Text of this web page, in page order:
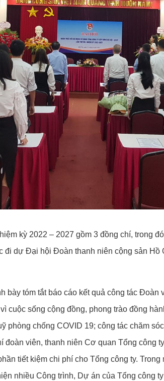
kỳ 2022 – 2027 gồm 3 đồng chí, trong
đi dự Đại hội Đoàn thanh niên cộng sản Hồ
tóm tắt báo cáo kết quả công tác Đoàn
cuộc sống cộng đồng, phong trào đồng
phòng chống COVID 19; công tác chăm
viên, thanh niên Cơ quan Tổng công
tiết kiệm chi phí cho Tổng công ty.
nhiều Công trình, Dự án của Tổng công